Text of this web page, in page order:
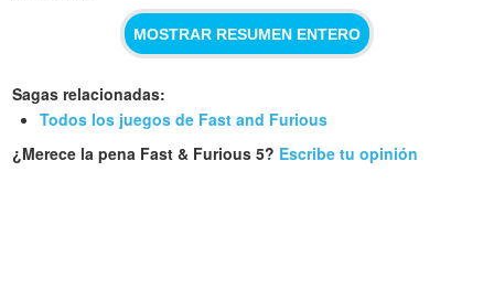
MOSTRAR RESUMEN ENTERO
Sagas relacionadas:
Todos los juegos de Fast and Furious
¿Merece la pena Fast & Furious 5? Escribe tu opinión